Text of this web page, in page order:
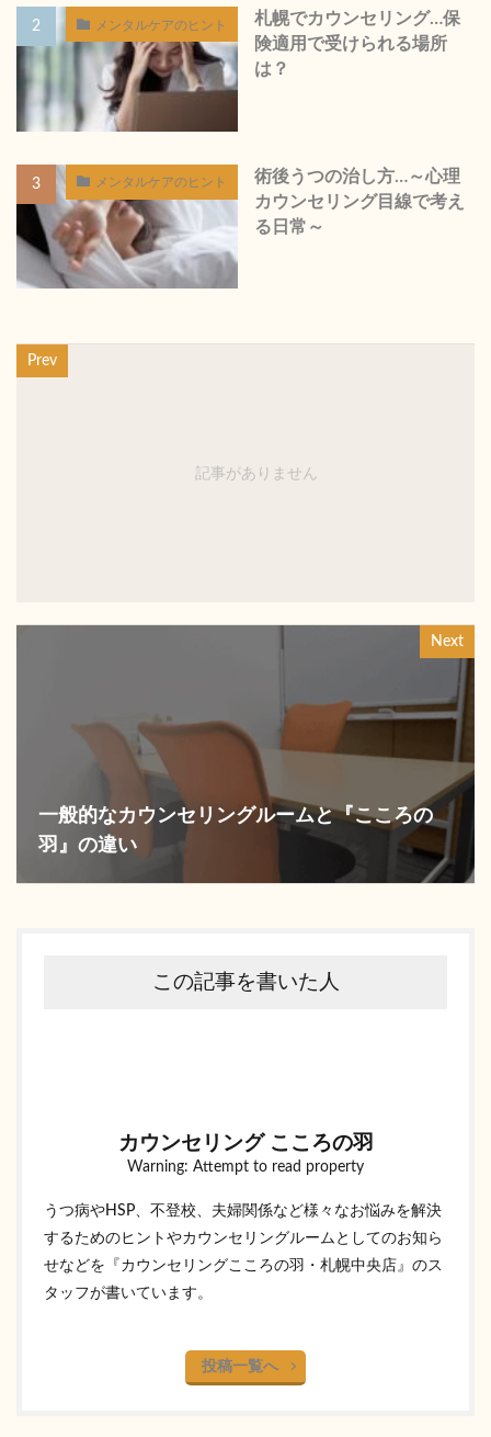
メンタルケアのヒント
札幌でカウンセリング…保
険適用で受けられる場所
は？
メンタルケアのヒント
術後うつの治し方…～心理
カウンセリング目線で考え
る日常～
Prev
記事がありません
Next
一般的なカウンセリングルームと『こころの
羽』の違い
この記事を書いた人
カウンセリング こころの羽
Warning: Attempt to read property
うつ病やHSP、不登校、夫婦関係など様々なお悩みを解決
するためのヒントやカウンセリングルームとしてのお知ら
せなどを『カウンセリングこころの羽・札幌中央店』のス
タッフが書いています。
投稿一覧へ